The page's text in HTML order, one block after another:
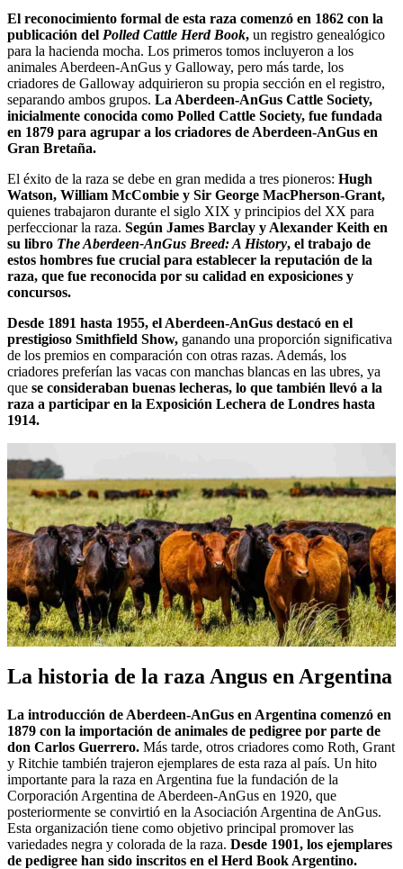
El reconocimiento formal de esta raza comenzó en 1862 con la
publicación del Polled Cattle Herd Book, un registro genealógico
para la hacienda mocha. Los primeros tomos incluyeron a los
animales Aberdeen-AnGus y Galloway, pero más tarde, los
criadores de Galloway adquirieron su propia sección en el registro,
separando ambos grupos. La Aberdeen-AnGus Cattle Society,
inicialmente conocida como Polled Cattle Society, fue fundada
en 1879 para agrupar a los criadores de Aberdeen-AnGus en
Gran Bretaña.
El éxito de la raza se debe en gran medida a tres pioneros: Hugh
Watson, William McCombie y Sir George MacPherson-Grant,
quienes trabajaron durante el siglo XIX y principios del XX para
perfeccionar la raza. Según James Barclay y Alexander Keith en
su libro The Aberdeen-AnGus Breed: A History, el trabajo de
estos hombres fue crucial para establecer la reputación de la
raza, que fue reconocida por su calidad en exposiciones y
concursos.
Desde 1891 hasta 1955, el Aberdeen-AnGus destacó en el
prestigioso Smithfield Show, ganando una proporción significativa
de los premios en comparación con otras razas. Además, los
criadores preferían las vacas con manchas blancas en las ubres, ya
que se consideraban buenas lecheras, lo que también llevó a la
raza a participar en la Exposición Lechera de Londres hasta
1914.
La historia de la raza Angus en Argentina
La introducción de Aberdeen-AnGus en Argentina comenzó en
1879 con la importación de animales de pedigree por parte de
don Carlos Guerrero. Más tarde, otros criadores como Roth, Grant
y Ritchie también trajeron ejemplares de esta raza al país. Un hito
importante para la raza en Argentina fue la fundación de la
Corporación Argentina de Aberdeen-AnGus en 1920, que
posteriormente se convirtió en la Asociación Argentina de AnGus.
Esta organización tiene como objetivo principal promover las
variedades negra y colorada de la raza. Desde 1901, los ejemplares
de pedigree han sido inscritos en el Herd Book Argentino.